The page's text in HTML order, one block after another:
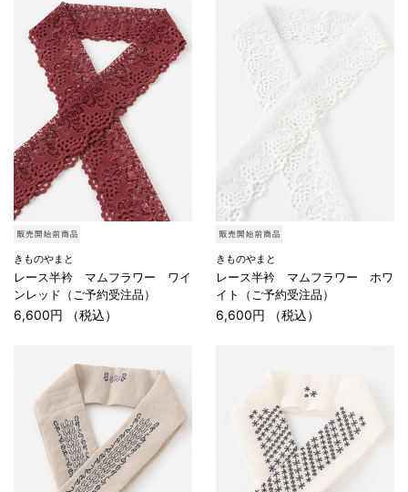
きものやまと
レース半衿 マムフラワー ワイ
ンレッド（ご予約受注品）
6,600円 （税込）
きものやまと
レース半衿 マムフラワー ホワ
イト（ご予約受注品）
6,600円 （税込）